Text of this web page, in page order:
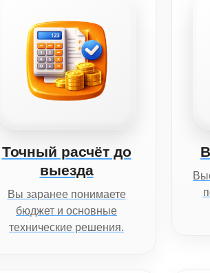
Точный расчёт до
выезда
Вы заранее понимаете
бюджет и основные
технические решения.